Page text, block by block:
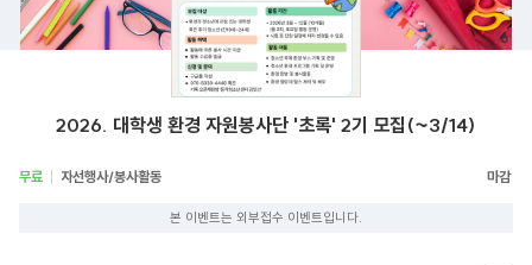
2026. 대학생 환경 자원봉사단 '초록' 2기 모집(~3/14)
무료 자선행사/봉사활동
본 이벤트는 외부접수 이벤트입니다.